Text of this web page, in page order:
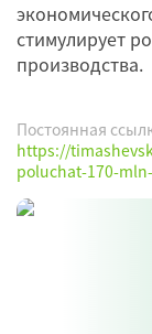
стимулирует
производства.
Постоянная
https://
poluchat-170-